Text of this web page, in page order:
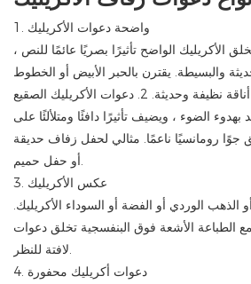
1. واضحة دعوات الأكريليك
الأكريليك الواضح تأثيرًا بصريًا عائمًا للنص ،
والبسيطة. يقترن بالحبر الأبيض أو الخطوط
2. دعوات الأكريليك الصقيع
بهدوء الضوء ، ويضيف تأثيرًا دافئًا ومتلألئًا على
جوًا رومانسيًا ناعمًا. مثالي لحفل زفاف حديقة
أو حفل حميم.
3. عكس الأكريليك
الوردي أو الفضة أو السوداء الأكريليك.
الطباعة الأشعة فوق البنفسجية تخلق دعوات
لافتة للنظر.
4. دعوات أكريليك محفورة